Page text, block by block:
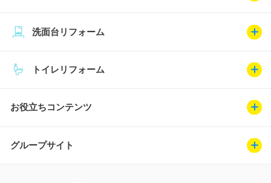
トイレリフォーム
洗面台リフォーム
お役立ちコンテンツ
グループサイト